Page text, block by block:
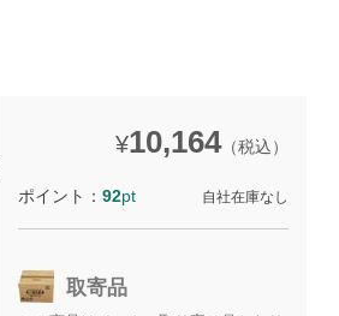
¥10,164（税込）
ポイント：92pt 自社在庫なし
取寄品